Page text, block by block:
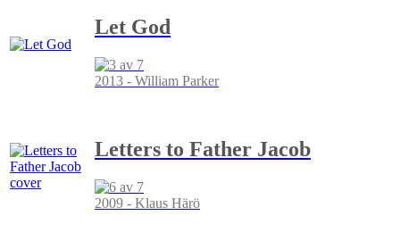
Let God
2013 - William Parker
Letters to Father Jacob
2009 - Klaus Härö